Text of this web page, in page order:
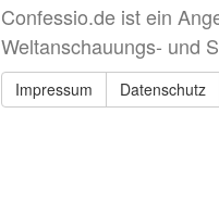
Confessio.de ist ein
Weltanschauungs- und
Impressum Datenschutz